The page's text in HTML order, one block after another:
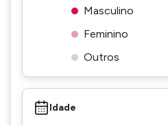
Masculino
Feminino
Outros
Idade